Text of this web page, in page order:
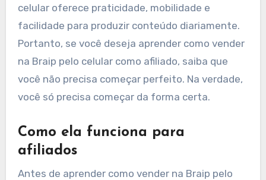
celular oferece praticidade, mobilidade e
facilidade para produzir conteúdo diariamente.
Portanto, se você deseja aprender como vender
na Braip pelo celular como afiliado, saiba que
você não precisa começar perfeito. Na verdade,
você só precisa começar da forma certa.
Como ela funciona para
afiliados
Antes de aprender como vender na Braip pelo